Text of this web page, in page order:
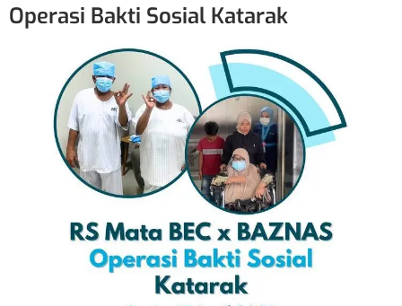
Operasi Bakti Sosial Katarak